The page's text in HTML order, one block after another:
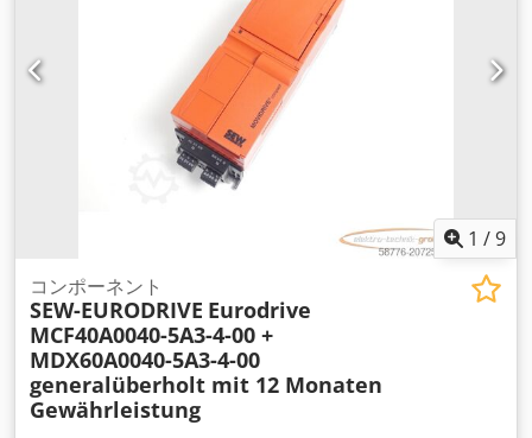
1 /9
コンポーネント
SEW-EURODRIVE Eurodrive
MCF40A0040-5A3-4-00 +
MDX60A0040-5A3-4-00
generalüberholt mit 12 Monaten
Gewährleistung